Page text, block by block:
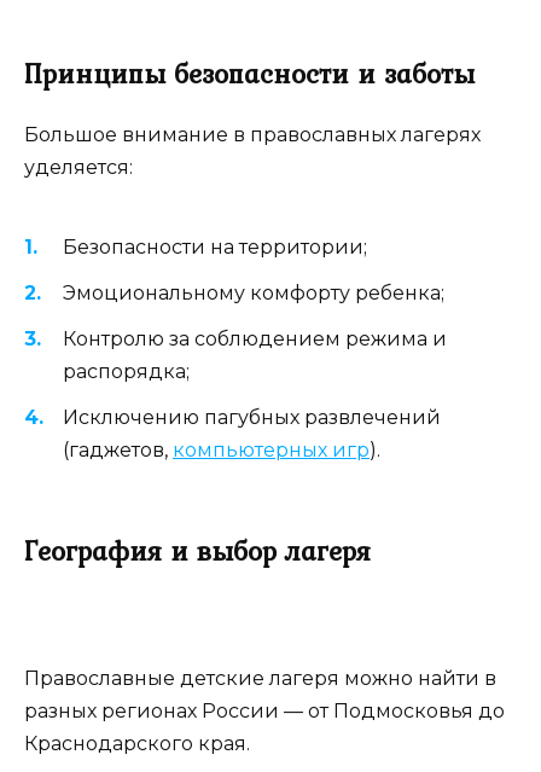
Принципы безопасности и заботы
Большое внимание в православных лагерях
уделяется:
Безопасности на территории;
Эмоциональному комфорту ребенка;
Контролю за соблюдением режима и
распорядка;
Исключению пагубных развлечений
(гаджетов, компьютерных игр).
География и выбор лагеря
Православные детские лагеря можно найти в
разных регионах России — от Подмосковья до
Краснодарского края.